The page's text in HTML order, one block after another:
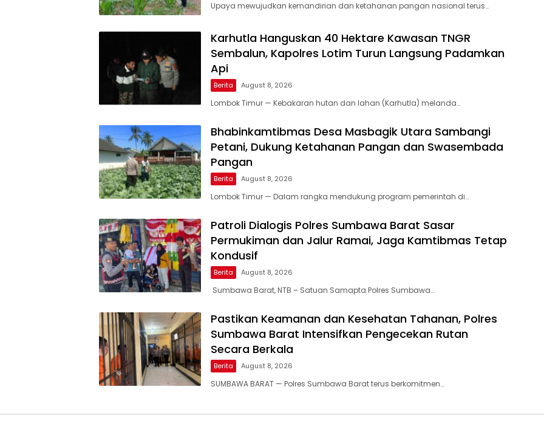
Upaya mewujudkan kemandirian dan ketahanan pangan nasional terus…
Karhutla Hanguskan 40 Hektare Kawasan TNGR
Sembalun, Kapolres Lotim Turun Langsung Padamkan
Api
Berita August 8, 2026
Lombok Timur — Kebakaran hutan dan lahan (Karhutla) melanda…
Bhabinkamtibmas Desa Masbagik Utara Sambangi
Petani, Dukung Ketahanan Pangan dan Swasembada
Pangan
Berita August 8, 2026
Lombok Timur — Dalam rangka mendukung program pemerintah di…
Patroli Dialogis Polres Sumbawa Barat Sasar
Permukiman dan Jalur Ramai, Jaga Kamtibmas Tetap
Kondusif
Berita August 8, 2026
Sumbawa Barat, NTB – Satuan Samapta Polres Sumbawa…
Pastikan Keamanan dan Kesehatan Tahanan, Polres
Sumbawa Barat Intensifkan Pengecekan Rutan
Secara Berkala
Berita August 8, 2026
SUMBAWA BARAT — Polres Sumbawa Barat terus berkomitmen…